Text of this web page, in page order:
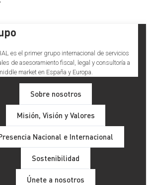
es el primer grupo internacional de servicios
de asesoramiento fiscal, legal y consultoría a
market en España y Europa.
Sobre nosotros
Misión, Visión y Valores
Nacional e Internacional
Sostenibilidad
Únete a nosotros